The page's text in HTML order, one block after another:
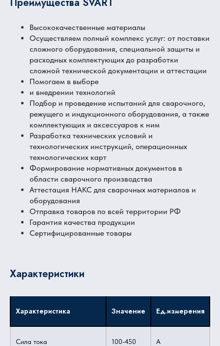
Высококачественные материалы
Осуществляем полный комплекс услуг: от поставки
сложного оборудования, специальной защиты и
расходных комплектующих до разработки
сложной технической документации и аттестации
Помогаем в выборе
и внедрении технологий
Подбор и проведение испытаний для сварочного,
режущего и индукционного оборудования, а также
комплектующих и аксессуаров к ним
Разработка технических условий и
технологических инструкций, операционных
технологических карт
Формирование нормативных документов в
области сварочного производства
Аттестация НАКС для сварочных материалов и
оборудования
Отправка товаров по всей территории РФ
Гарантия качества продукции
Сертифицированные товары
Характеристики
Характеристика Значение Ед.измерения
Сила тока 100-450 A